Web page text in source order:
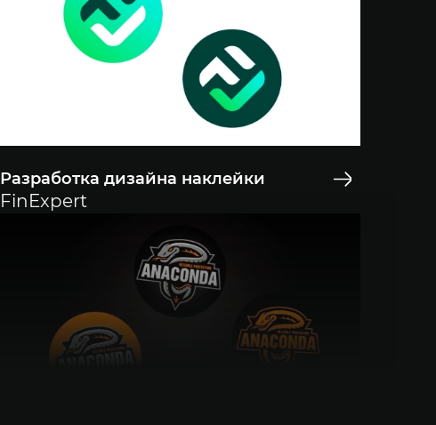
Разработка дизайна наклейки
FinExpert